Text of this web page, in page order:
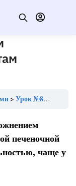
Урок №86 «к постоянным облигатным эктопаразитам человека относятся»
печеночной
чаще у